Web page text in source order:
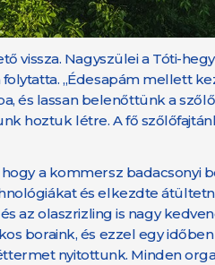
vissza. Nagyszülei a Tóti-
„Édesapám mellett
és lassan belenőttünk a
hoztuk létre. A fő
a kommersz badacsonyi
és elkezdte
az olaszrizling is nagy
boraink, és ezzel egy
nyitottunk. Minden